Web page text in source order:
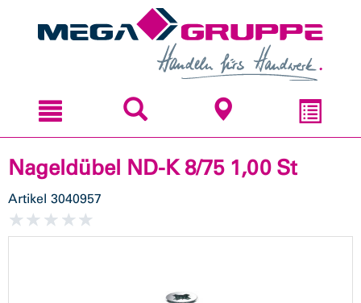
Nageldübel ND-K 8/75 1,00 St
Artikel 3040957